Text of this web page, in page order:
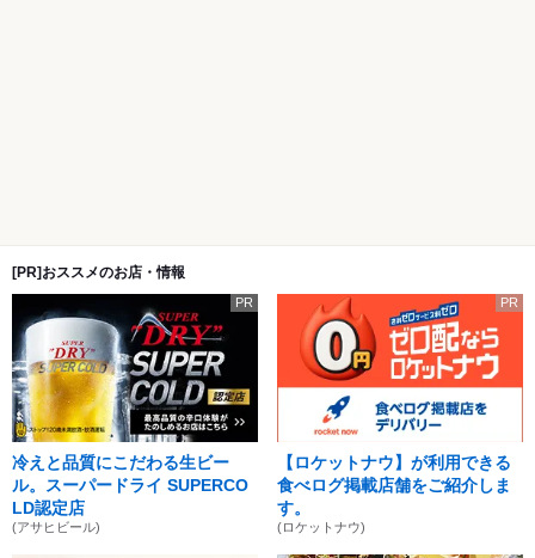
[PR]おススメのお店・情報
PR
冷えと品質にこだわる生ビー
ル。スーパードライ SUPERCO
LD認定店
(アサヒビール)
PR
【ロケットナウ】が利用できる
食べログ掲載店舗をご紹介しま
す。
(ロケットナウ)